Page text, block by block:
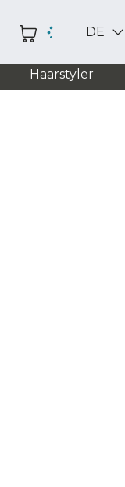
DE
Haarstyler